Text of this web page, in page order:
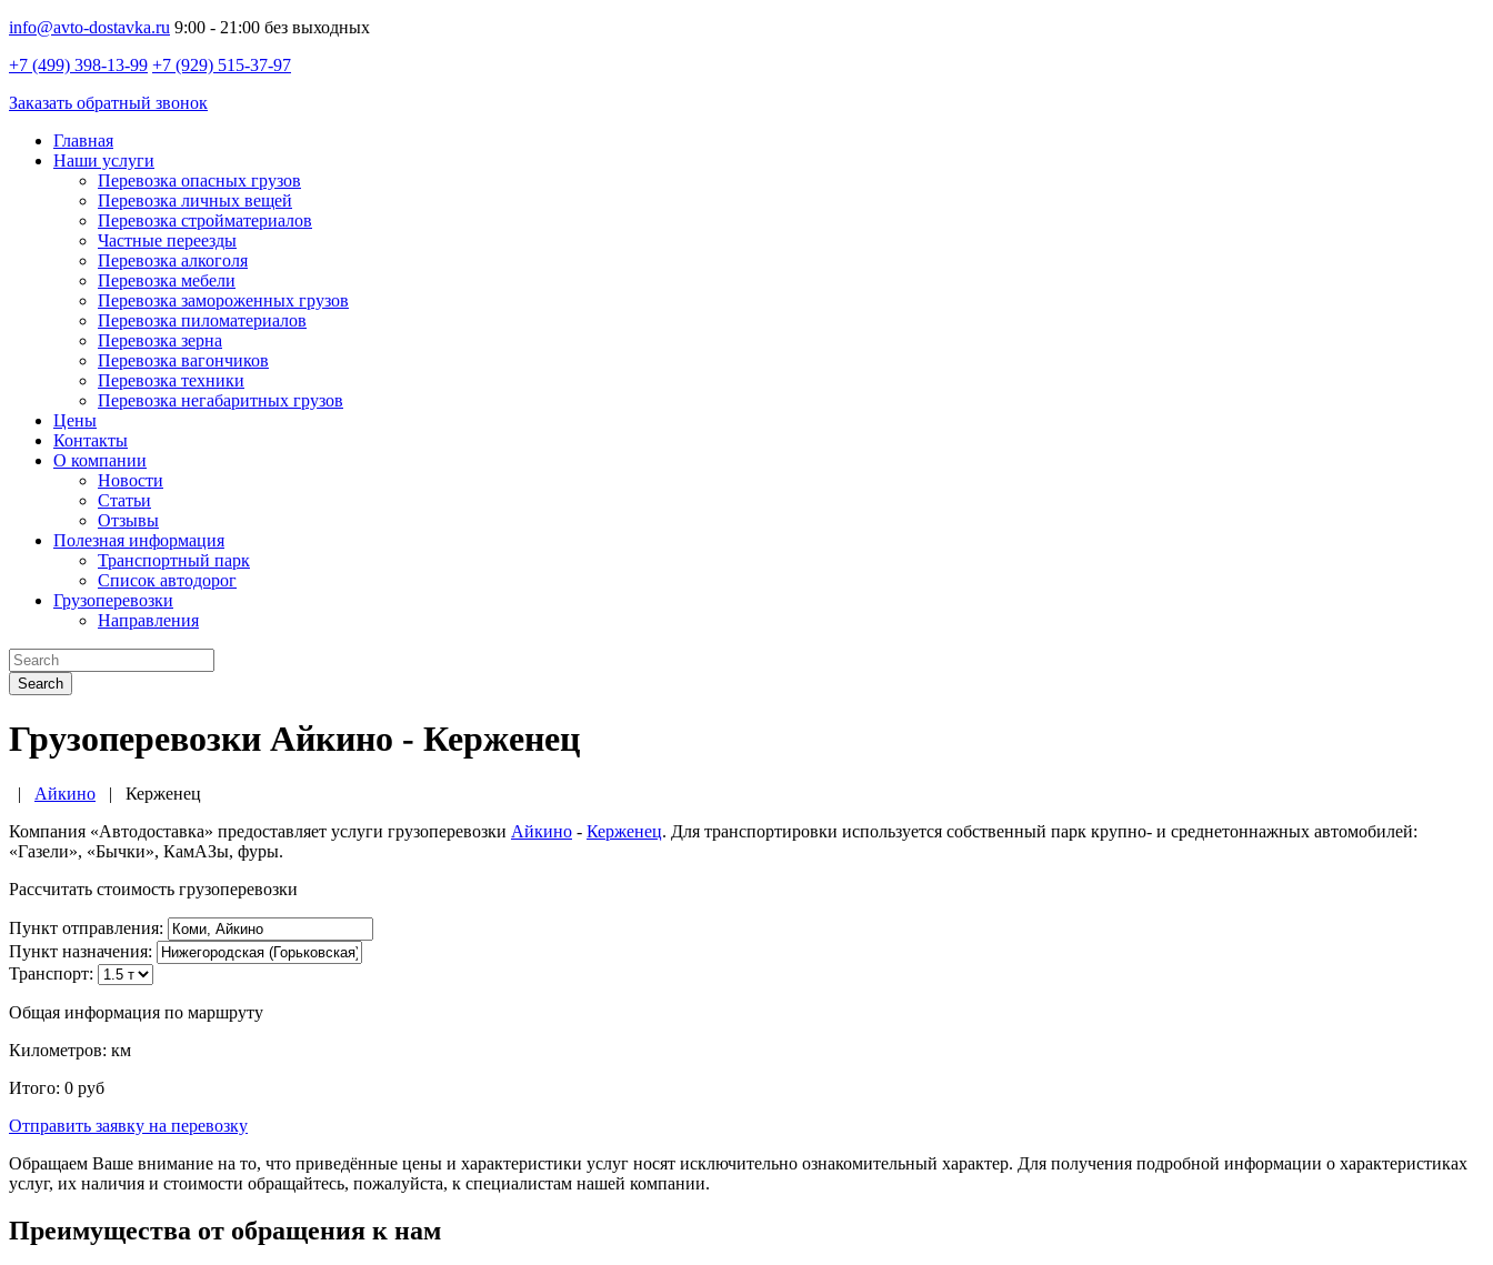
info@avto-dostavka.ru 9:00 - 21:00 без выходных
+7 (499) 398-13-99 +7 (929) 515-37-97
Заказать обратный звонок
Главная
Наши услуги
Перевозка опасных грузов
Перевозка личных вещей
Перевозка стройматериалов
Частные переезды
Перевозка алкоголя
Перевозка мебели
Перевозка замороженных грузов
Перевозка пиломатериалов
Перевозка зерна
Перевозка вагончиков
Перевозка техники
Перевозка негабаритных грузов
Цены
Контакты
О компании
Новости
Статьи
Отзывы
Полезная информация
Транспортный парк
Список автодорог
Грузоперевозки
Направления
Search
Грузоперевозки Айкино - Керженец
| Айкино | Керженец
Компания «Автодоставка» предоставляет услуги грузоперевозки Айкино - Керженец. Для транспортировки используется собственный парк крупно- и среднетоннажных автомобилей:
«Газели», «Бычки», КамАЗы, фуры.
Рассчитать стоимость грузоперевозки
Пункт отправления:
Пункт назначения:
Транспорт:
Общая информация по маршруту
Километров: км
Итого: 0 руб
Отправить заявку на перевозку
Обращаем Ваше внимание на то, что приведённые цены и характеристики услуг носят исключительно ознакомительный характер. Для получения подробной информации о характеристиках
услуг, их наличия и стоимости обращайтесь, пожалуйста, к специалистам нашей компании.
Преимущества от обращения к нам